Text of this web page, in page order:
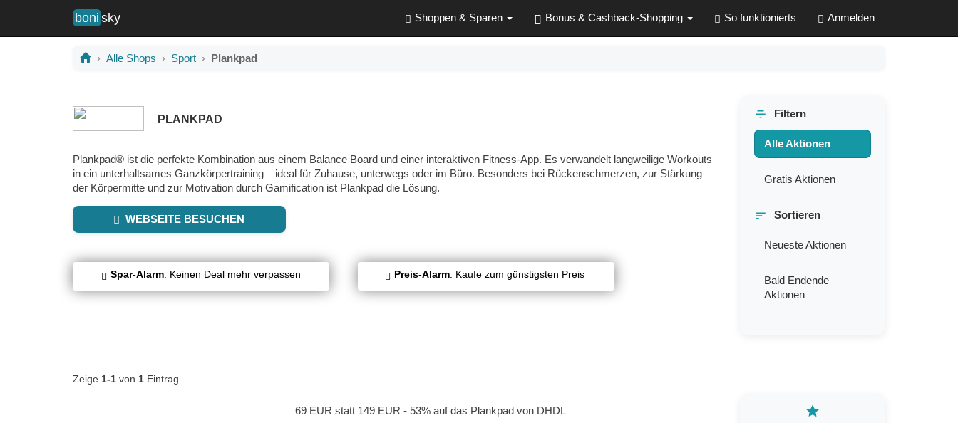
boni sky Shoppen & Sparen Bonus & Cashback-Shopping So funktionierts Anmelden
Alle Shops Sport Plankpad
Filtern
Alle Aktionen
Gratis Aktionen
Sortieren
Neueste Aktionen
Bald Endende
Aktionen
PLANKPAD
Plankpad® ist die perfekte Kombination aus einem Balance Board und einer interaktiven Fitness-App. Es verwandelt langweilige Workouts
in ein unterhaltsames Ganzkörpertraining – ideal für Zuhause, unterwegs oder im Büro. Besonders bei Rückenschmerzen, zur Stärkung
der Körpermitte und zur Motivation durch Gamification ist Plankpad die Lösung.
WEBSEITE BESUCHEN
Spar-Alarm: Keinen Deal mehr verpassen Preis-Alarm: Kaufe zum günstigsten Preis
Zeige 1-1 von 1 Eintrag.
69 EUR statt 149 EUR - 53% auf das Plankpad von DHDL